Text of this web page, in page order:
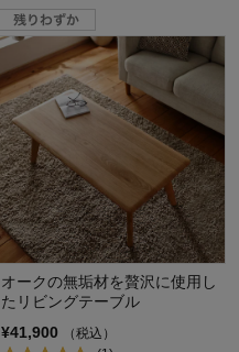
オークの無垢材を贅沢に使用し
たリビングテーブル
¥41,900
（税込）